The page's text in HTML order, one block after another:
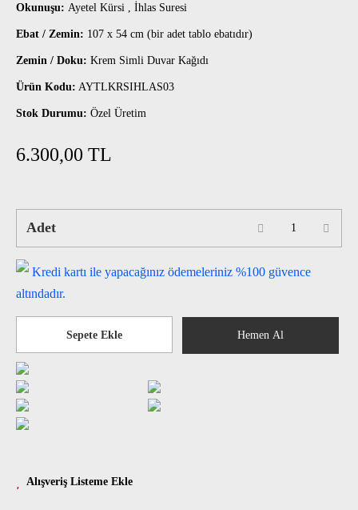
Okunuşu: Ayetel Kürsi , İhlas Suresi
Ebat / Zemin: 107 x 54 cm (bir adet tablo ebatıdır)
Zemin / Doku: Krem Simli Duvar Kağıdı
Ürün Kodu: AYTLKRSIHLAS03
Stok Durumu: Özel Üretim
6.300,00 TL
Adet
Kredi kartı ile yapacağınız ödemeleriniz %100 güvence
altındadır.
Alışveriş Listeme Ekle